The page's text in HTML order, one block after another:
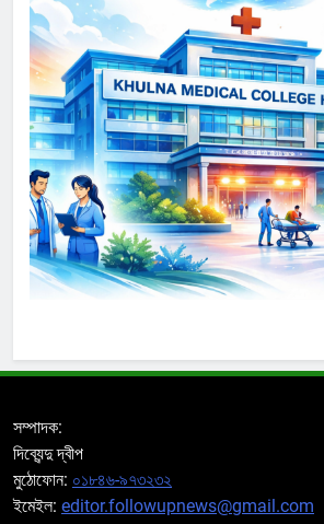
সম্পাদক:
দিব্যেন্দু দ্বীপ
মুঠোফোন: ০১৮৪৬-৯৭৩২৩২
ইমেইল: editor.followupnews@gmail.com